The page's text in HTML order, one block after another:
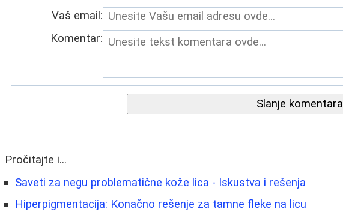
Vaš email:
Komentar:
Slanje komentara
Pročitajte i...
Saveti za negu problematične kože lica - Iskustva i rešenja
Hiperpigmentacija: Konačno rešenje za tamne fleke na licu